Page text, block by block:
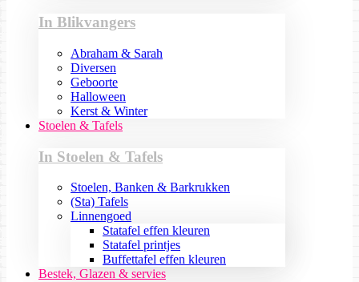
In Blikvangers
Abraham & Sarah
Diversen
Geboorte
Halloween
Kerst & Winter
Stoelen & Tafels
In Stoelen & Tafels
Stoelen, Banken & Barkrukken
(Sta) Tafels
Linnengoed
Statafel effen kleuren
Statafel printjes
Buffettafel effen kleuren
Bestek, Glazen & servies